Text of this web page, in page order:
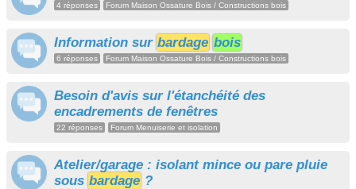
4 réponses Forum Maison Ossature Bois / Constructions bois
Information sur bardage bois
6 réponses Forum Maison Ossature Bois / Constructions bois
Besoin d'avis sur l'étanchéité des
encadrements de fenêtres
22 réponses Forum Menuiserie et isolation
Atelier/garage : isolant mince ou pare pluie
sous bardage ?